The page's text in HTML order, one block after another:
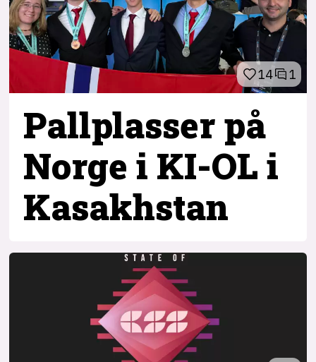
14 1
Pallplasser på
Norge i KI-OL i
Kasakhstan